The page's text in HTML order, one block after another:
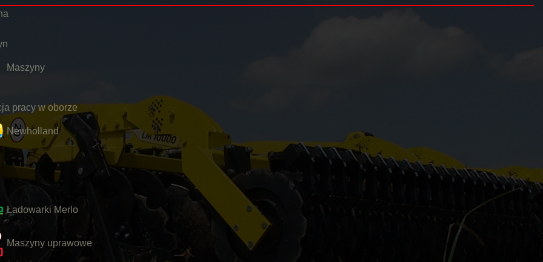
Maszyny
pracy w oborze
Newholland
Ładowarki Merlo
Maszyny uprawowe